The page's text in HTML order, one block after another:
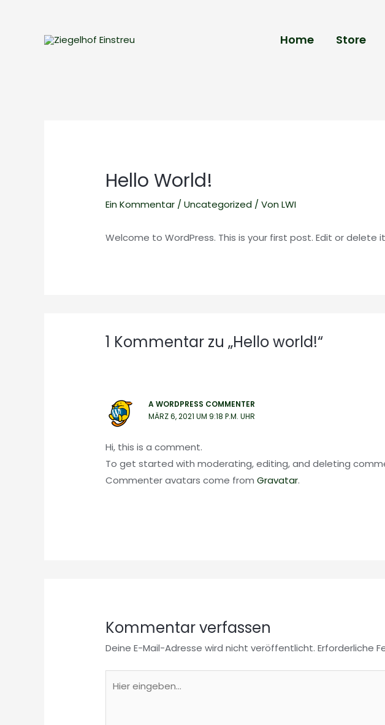
Home Store
Hello World!
Ein Kommentar /Uncategorized / VonLWI
Welcome to WordPress. This is your first post. Edit or delete
1 Kommentar zu „Hello world!“
A WORDPRESS COMMENTER
MÄRZ 6, 2021 UM 9:18 P.M. UHR
Hi, this is a comment.
To get started with moderating, editing, and deleting
Commenter avatars come fromGravatar.
Kommentar verfassen
Deine E-Mail-Adresse wird nicht veröffentlicht. Erforderliche
eingeben…